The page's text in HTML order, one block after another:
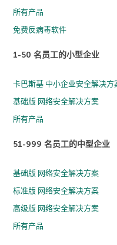
所有产品
免费反病毒软件
1-50 名员工的小型企业
卡巴斯基 中小企业安全解决方
基础版 网络安全解决方案
所有产品
51-999 名员工的中型企业
基础版 网络安全解决方案
标准版 网络安全解决方案
高级版 网络安全解决方案
所有产品